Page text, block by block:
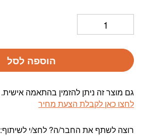
הוספה לסל
גם מוצר זה ניתן להזמין בהתאמה אישית.
לחצו כאן לקבלת הצעת מחיר
רוצה לשתף את החבר/ה? לחצ/י לשיתוף: